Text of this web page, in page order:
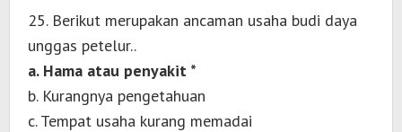
25. Berikut merupakan ancaman usaha budi daya
unggas petelur..
a. Hama atau penyakit *
b. Kurangnya pengetahuan
c. Tempat usaha kurang memadai